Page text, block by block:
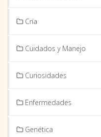
Cría
Cuidados y Manejo
Curiosidades
Enfermedades
Genética